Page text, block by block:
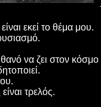
εκεί το θέμα μου.
να ζει στον κόσμο
τρελός.